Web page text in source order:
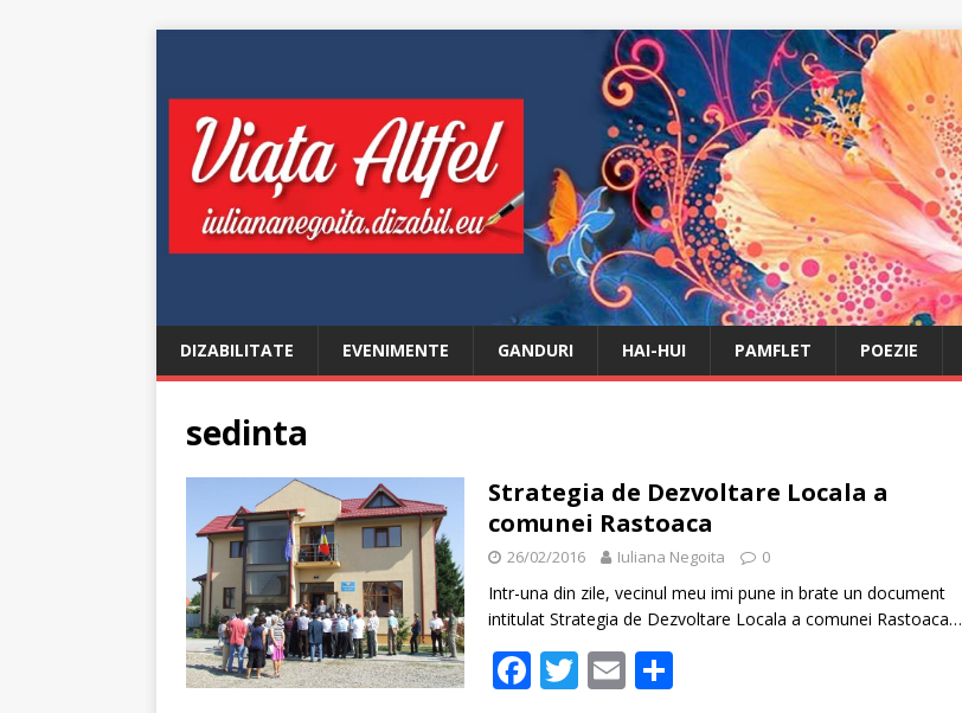
DIZABILITATE EVENIMENTE GANDURI HAI-HUI PAMFLET POEZIE
sedinta
Strategia de Dezvoltare Locala a
comunei Rastoaca
26/02/2016 Iuliana Negoita 0
Intr-una din zile, vecinul meu imi pune in brate un document
intitulat Strategia de Dezvoltare Locala a comunei Rastoaca…
F T E